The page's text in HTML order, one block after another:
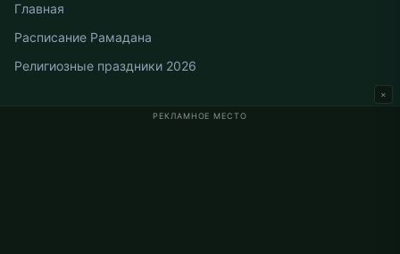
РЕКЛАМНОЕ МЕСТО
×
Главная
Расписание Рамадана
Религиозные праздники 2026
Время намаза в Германии